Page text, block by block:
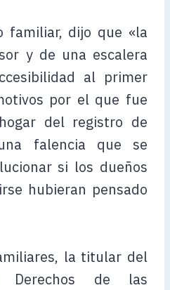
familiar, dijo que «la
y de una escalera
al primer
por el que fue
del registro de
falencia que se
si los dueños
hubieran pensado
la titular del
Derechos de las